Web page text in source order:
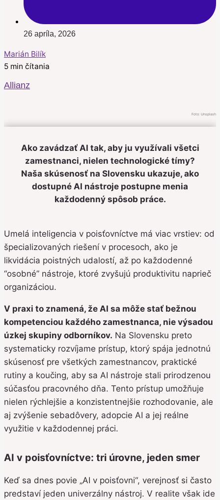
26 apríla, 2026
Marián Bilík
5 min čítania
Allianz
Foto: Unsplash
Ako zavádzať AI tak, aby ju využívali všetci
zamestnanci, nielen technologické tímy?
Naša skúsenosť na Slovensku ukazuje, ako
dostupné AI nástroje postupne menia
každodenný spôsob práce.
Umelá inteligencia v poisťovníctve má viac vrstiev: od
špecializovaných riešení v procesoch, ako je
likvidácia poistných udalostí, až po každodenné
“osobné” nástroje, ktoré zvyšujú produktivitu naprieč
organizáciou.
V praxi to znamená, že AI sa môže stať bežnou
kompetenciou každého zamestnanca, nie výsadou
úzkej skupiny odborníkov. Na Slovensku preto
systematicky rozvíjame prístup, ktorý spája jednotnú
skúsenosť pre všetkých zamestnancov, praktické
rutiny a koučing, aby sa AI nástroje stali prirodzenou
súčasťou pracovného dňa. Tento prístup umožňuje
nielen rýchlejšie a konzistentnejšie rozhodovanie, ale
aj zvýšenie sebadôvery, adopcie AI a jej reálne
využitie v každodennej práci.
AI v poisťovníctve: tri úrovne, jeden smer
Keď sa dnes povie „AI v poisťovni“, verejnosť si často
predstaví jeden univerzálny nástroj. V realite však ide